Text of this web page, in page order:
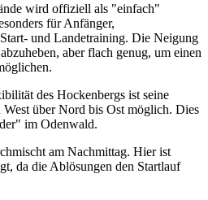
wird offiziell als "einfach"
für Anfänger,
und Landetraining. Die Neigung
aber flach genug, um einen
des Hockenbergs ist seine
West über Nord bis Ost möglich. Dies
im Odenwald.
am Nachmittag. Hier ist
da die Ablösungen den Startlauf